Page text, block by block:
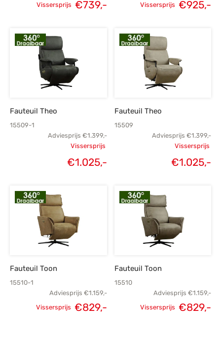
Vissersprijs €739,-
prijs is:
€739,-.
Vissersprijs €925,-
Fauteuil Theo
15509-1
Adviesprijs €1.399,-
Oorspronkelijke
€1.399,-.
Vissersprijs
€1.025,-
prijs is:
€1.025,-.
Fauteuil Theo
15509
Adviesprijs €1.399,-
Vissersprijs
€1.025,-
Fauteuil Toon
15510-1
Adviesprijs €1.159,-
Vissersprijs €829,-
Fauteuil Toon
15510
Adviesprijs €1.159,-
Vissersprijs €829,-